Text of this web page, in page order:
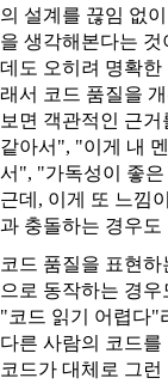
의 설계를 끊임 없
을 생각해본다는
데도 오히려 명확한
래서 코드 품질을
보면 객관적인 근
같아서
, 이게 내
서
, 가독성이 좋은
근데, 이게 또 느낌
과 충돌하는 경우도
코드 품질을 표현하
으로 동작하는 경
코드 읽기 어렵다
다른 사람의 코드를
코드가 대체로 그